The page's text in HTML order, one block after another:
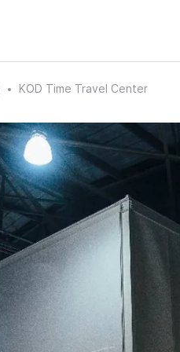
KOD Time Travel Center